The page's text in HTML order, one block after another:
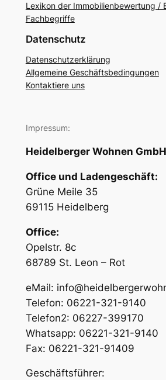
Lexikon der Immobilienbewertung /
Fachbegriffe
Datenschutz
Datenschutzerklärung
Allgemeine Geschäftsbedingungen
Kontaktiere uns
Impressum:
Heidelberger Wohnen GmbH
Office und Ladengeschäft:
Grüne Meile 35
69115 Heidelberg
Office:
Opelstr. 8c
68789 St. Leon – Rot
eMail:
Telefon: 06221-321-9140
Telefon2: 06227-399170
Whatsapp: 06221-321-9140
Fax: 06221-321-91409
Geschäftsführer: